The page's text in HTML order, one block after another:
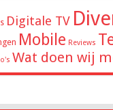
Digitale TV
Mobile Reviews
Wat doen wij